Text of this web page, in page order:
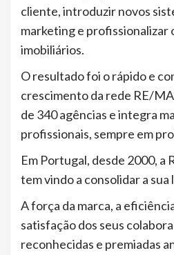
cliente, introduzir novos
marketing e profissionalizar
imobiliários.
O resultado foi o rápido e
crescimento da rede RE/
de 340 agências e integra
profissionais, sempre em
Em Portugal, desde 2000, a
tem vindo a consolidar a sua
A força da marca, a
satisfação dos seus
reconhecidas e premiadas